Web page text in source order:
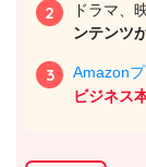
ドラマ、
ンテンツ
Amazon
ビジネス